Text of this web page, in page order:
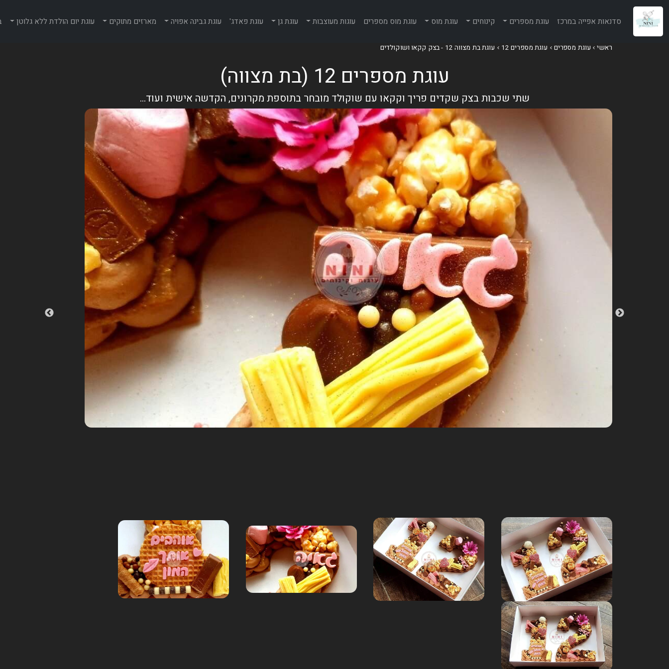
סדנאות אפייה במרכז עוגת מספרים קינוחים עוגת מוס עוגת מוס מספרים עוגות מעוצבות עוגת גן עוגת פאדג' עוגת גבינה אפויה מארזים מתוקים עוגת יום הולדת ללא גלוטן
ראשי עוגת מספרים עוגת מספרים 12 עוגת בת מצווה 12 - בצק קקאו ושוקולדים
עוגת מספרים 12 (בת מצווה)
שתי שכבות בצק שקדים פריך וקקאו עם שוקולד מובחר בתוספת מקרונים, הקדשה אישית ועוד...